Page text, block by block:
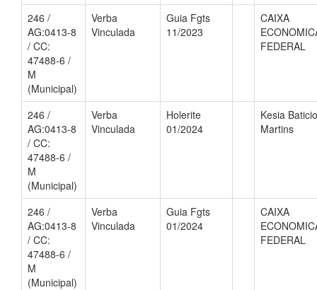
246 /
AG:0413-8
/ CC:
47488-6 /
M
(Municipal)
Verba
Vinculada
Guia Fgts
11/2023
CAIXA
FEDERAL
246 /
AG:0413-8
/ CC:
47488-6 /
M
(Municipal)
Verba
Vinculada
Holerite
01/2024
Kesia
Martins
246 /
AG:0413-8
/ CC:
47488-6 /
M
(Municipal)
Verba
Vinculada
Guia Fgts
01/2024
CAIXA
FEDERAL